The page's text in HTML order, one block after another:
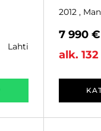
lahti
2012 ,
7 990 €
alk.